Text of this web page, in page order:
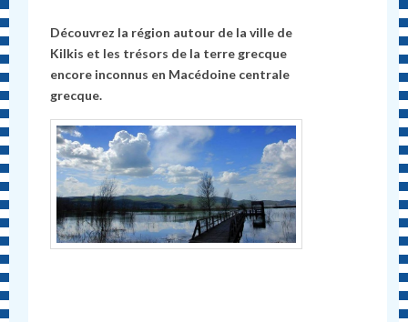
Découvrez la région autour de la ville de
Kilkis et les trésors de la terre grecque
encore inconnus en Macédoine centrale
grecque.